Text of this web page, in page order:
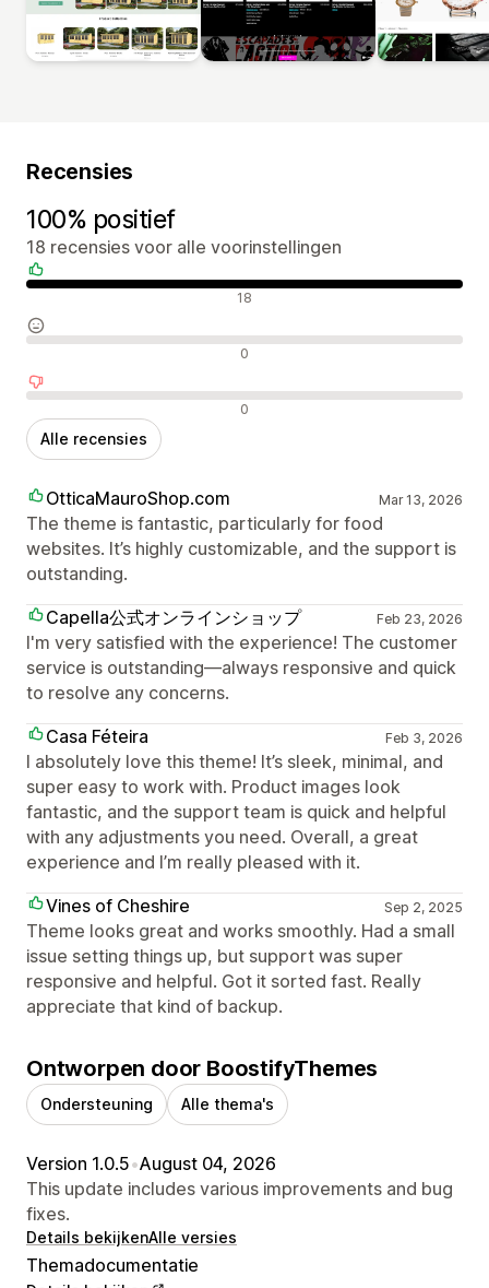
Recensies
100% positief
18 recensies voor alle voorinstellingen
Positieve recensies 18
Neutrale recensies 0
Negatieve recensies 0
Alle recensies
OtticaMauroShop.com Mar 13, 2026
The theme is fantastic, particularly for food
websites. It’s highly customizable, and the support is
outstanding.
Capella公式オンラインショップ
Feb 23, 2026
I'm very satisfied with the experience! The customer
service is outstanding—always responsive and quick
to resolve any concerns.
Casa Féteira
Feb 3, 2026
I absolutely love this theme! It’s sleek, minimal, and
super easy to work with. Product images look
fantastic, and the support team is quick and helpful
with any adjustments you need. Overall, a great
experience and I’m really pleased with it.
Vines of Cheshire
Sep 2, 2025
Theme looks great and works smoothly. Had a small
issue setting things up, but support was super
responsive and helpful. Got it sorted fast. Really
appreciate that kind of backup.
Ontworpen door BoostifyThemes
Ondersteuning Alle thema's
Version 1.0.5•August 04, 2026
This update includes various improvements and bug
fixes.
Details bekijkenAlle versies
Themadocumentatie